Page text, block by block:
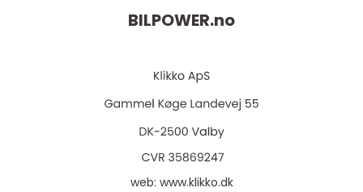
BILPOWER.no
web: www.klikko.dk